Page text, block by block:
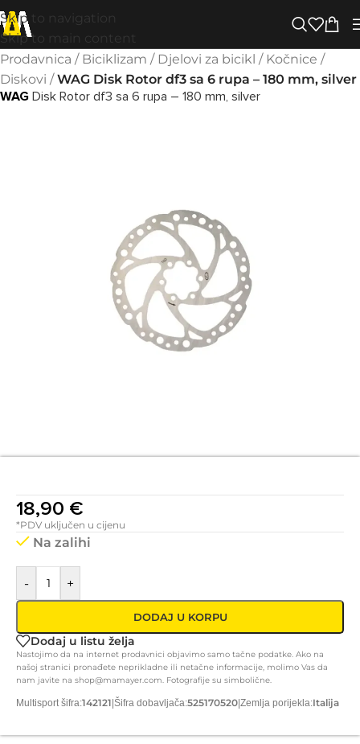
Skip to navigation
Skip to main content
Prodavnica / Biciklizam / Djelovi za bicikl / Kočnice /
Diskovi /WAG Disk Rotor df3 sa 6 rupa – 180 mm, silver
WAG Disk Rotor df3 sa 6 rupa – 180 mm, silver
18,90 €
*PDV uključen u cijenu
Na zalihi
- +
DODAJ U KORPU
Dodaj u listu želja
Nastojimo da na internet prodavnici objavimo samo tačne podatke. Ako na
našoj stranici pronađete neprikladne ili netačne informacije, molimo Vas da
nam javite na shop@mamayer.com. Fotografije su simbolične.
Multisport šifra:142121 Šifra dobavljača:525170520 Zemlja porijekla:Italija